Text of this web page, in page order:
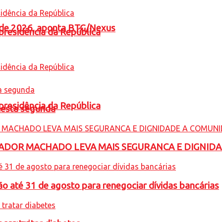
2026, aponta BTG/Nexus
da República
da República
segunda
MACHADO LEVA MAIS SEGURANCA E
até 31 de agosto para renegociar dívidas bancárias